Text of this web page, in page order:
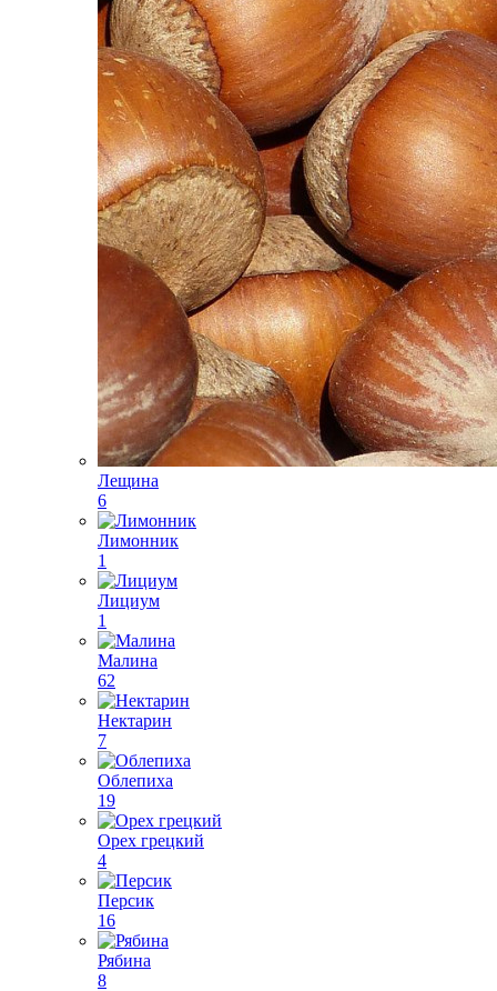
Лещина
6
Лимонник
1
Лициум
1
Малина
62
Нектарин
7
Облепиха
19
Орех грецкий
4
Персик
16
Рябина
8